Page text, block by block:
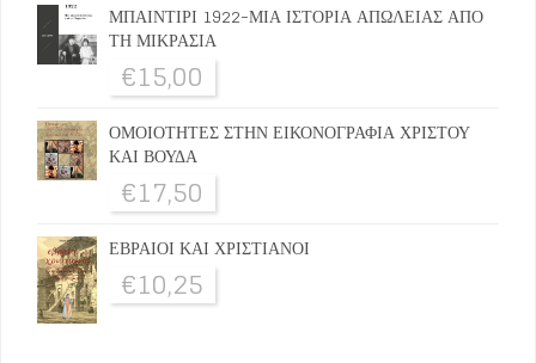
ΜΠΑΙΝΤΙΡΙ 1922-ΜΙΑ ΙΣΤΟΡΙΑ ΑΠΩΛΕΙΑΣ ΑΠΟ
ΤΗ ΜΙΚΡΑΣΙΑ
€15,00
ΟΜΟΙΟΤΗΤΕΣ ΣΤΗΝ ΕΙΚΟΝΟΓΡΑΦΙΑ ΧΡΙΣΤΟΥ
ΚΑΙ ΒΟΥΔΑ
€17,50
ΕΒΡΑΙΟΙ ΚΑΙ ΧΡΙΣΤΙΑΝΟΙ
€10,25